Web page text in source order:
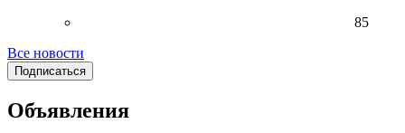
85
Все новости
Подписаться
Объявления